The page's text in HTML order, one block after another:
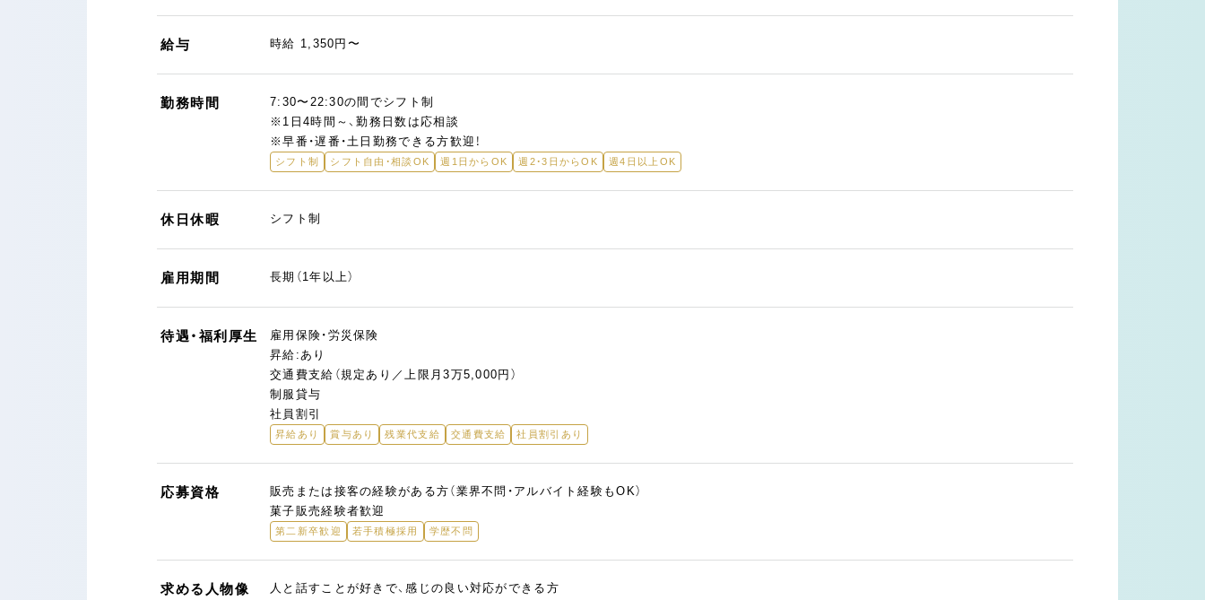
給与 時給 1,350円〜
勤務時間
7:30〜22:30の間でシフト制
※1日4時間～、勤務日数は応相談
※早番・遅番・土日勤務できる方歓迎！
シフト制 シフト自由・相談OK 週1日からOK 週2・3日からOK 週4日以上OK
休日休暇 シフト制
雇用期間 長期（1年以上）
待遇・福利厚生
雇用保険・労災保険
昇給:あり
交通費支給（規定あり／上限月3万5,000円）
制服貸与
社員割引
昇給あり 賞与あり 残業代支給 交通費支給 社員割引あり
応募資格
販売または接客の経験がある方（業界不問・アルバイト経験もOK）
菓子販売経験者歓迎
第二新卒歓迎 若手積極採用 学歴不問
求める人物像
人と話すことが好きで、感じの良い対応ができる方